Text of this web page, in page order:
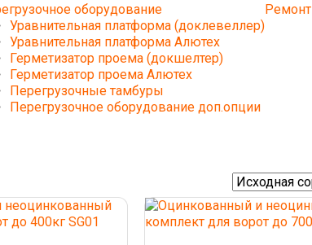
оборудование
Уравнительная платформа (доклевеллер)
Уравнительная платформа Алютех
Герметизатор проема (докшелтер)
Герметизатор проема Алютех
Перегрузочные тамбуры
Перегрузочное оборудование доп.опции
Ремонт